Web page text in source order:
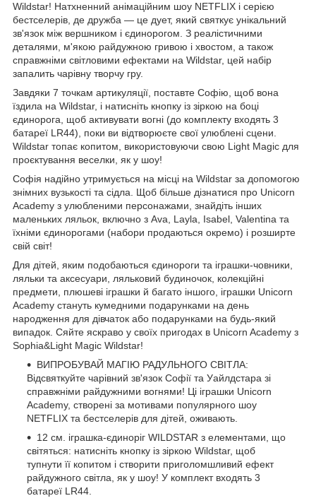
Wildstar! Натхненний анімаційним шоу NETFLIX і серією
бестселерів, де дружба — це дует, який святкує унікальний
зв'язок між вершником і єдинорогом. З реалістичними
деталями, м'якою райдужною гривою і хвостом, а також
справжніми світловими ефектами на Wildstar, цей набір
запалить чарівну творчу гру.
Завдяки 7 точкам артикуляції, поставте Софію, щоб вона
їздила на Wildstar, і натисніть кнопку із зіркою на боці
єдинорога, щоб активувати вогні (до комплекту входять 3
батареї LR44), поки ви відтворюєте свої улюблені сцени.
Wildstar топає копитом, використовуючи свою Light Magic для
проєктування веселки, як у шоу!
Софія надійно утримується на місці на Wildstar за допомогою
знімних вузькості та сідла. Щоб більше дізнатися про Unicorn
Academy з улюбленими персонажами, знайдіть інших
маленьких ляльок, включно з Ava, Layla, Isabel, Valentina та
їхніми єдинорогами (набори продаються окремо) і розширте
свій світ!
Для дітей, яким подобаються єдинороги та іграшки-човники,
ляльки та аксесуари, ляльковий будиночок, колекційні
предмети, плюшеві іграшки й багато іншого, іграшки Unicorn
Academy стануть кумедними подарунками на день
народження для дівчаток або подарунками на будь-який
випадок. Сяйте яскраво у своїх пригодах в Unicorn Academy з
Sophia&Light Magic Wildstar!
ВИПРОБУВАЙ МАГІЮ РАДУЛЬНОГО СВІТЛА:
Відсвяткуйте чарівний зв'язок Софії та Уайлдстара зі
справжніми райдужними вогнями! Ці іграшки Unicorn
Academy, створені за мотивами популярного шоу
NETFLIX та бестселерів для дітей, оживають.
12 см. іграшка-єдиноріг WILDSTAR з елементами, що
світяться: натисніть кнопку із зіркою Wildstar, щоб
тупнути її копитом і створити приголомшливий ефект
райдужного світла, як у шоу! У комплект входять 3
батареї LR44.